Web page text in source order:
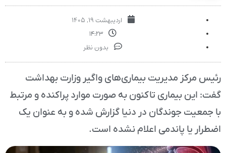
اردیبهشت ۱۹, ۱۴۰۵
۱۴:۲۳
بدون نظر
رئیس مرکز مدیریت بیماری‌های واگیر وزارت بهداشت
گفت: این بیماری تاکنون به صورت موارد پراکنده و مرتبط
با جمعیت جوندگان در دنیا گزارش شده و به عنوان یک
اضطرار یا پاندمی اعلام نشده است.